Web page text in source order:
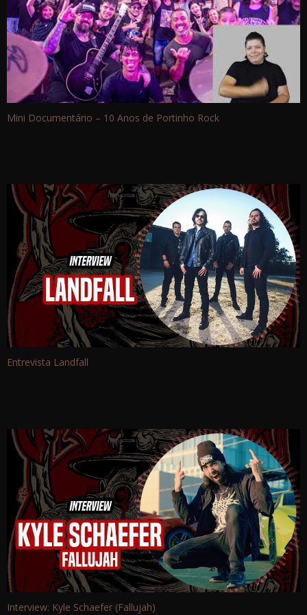
Mini Documentário – 10 Anos de Portinho Rock
Entrevista Landfall
Interview: Kyle Schaefer (Fallujah)